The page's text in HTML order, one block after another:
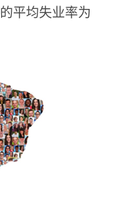
平均失业率为